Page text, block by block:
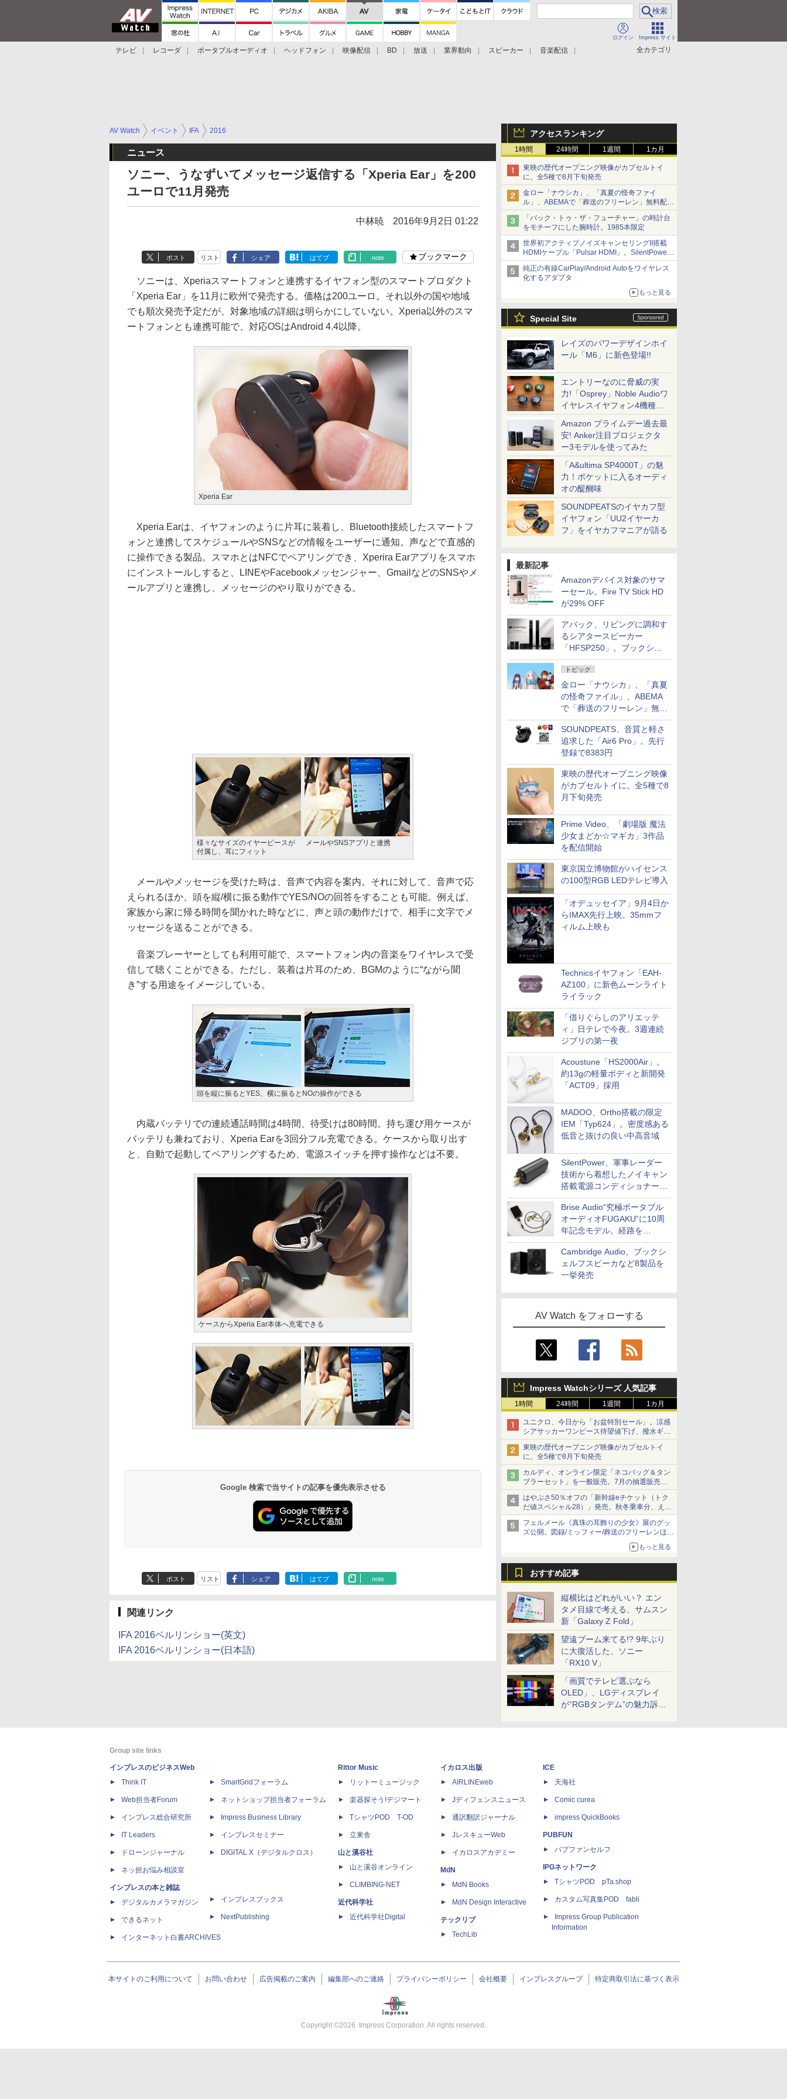
ログイン Impress サイト
全カテゴリ
テレビ レコーダ ポータブルオーディオ ヘッドフォン 映像配信 BD 放送 業界動向 スピーカー
音楽配信
アクセスランキング
1時間 24時間 1週間 1カ月
東映の歴代オープニング映像がカプセルトイ
に。全5種で8月下旬発売
金ロー「ナウシカ」、「真夏の怪奇ファイ
ル」、ABEMAで「葬送のフリーレン」無料配信
など。夏の特番・配信情報
「バック・トゥ・ザ・フューチャー」の時計台
をモチーフにした腕時計。1985本限定
世界初アクティブノイズキャンセリングII搭載
HDMIケーブル「Pulsar HDMI」。SilentPower
から
純正の有線CarPlay/Android Autoをワイヤレス
化するアダプタ
もっと見る
Special Site
レイズのパワーデザインホイ
ール「M6」に新色登場!!
エントリーなのに脅威の実
力!「Osprey」Noble Audioワ
イヤレスイヤフォン4機種を
一気に聴く
Amazon プライムデー過去最
安! Anker注目プロジェクタ
ー3モデルを使ってみた
「A&ultima SP4000T」の魅
力！ポケットに入るオーディ
オの醍醐味
SOUNDPEATSのイヤカフ型
イヤフォン「UU2イヤーカ
フ」をイヤカフマニアが語る
最新記事
Amazonデバイス対象のサマ
ーセール。Fire TV Stick HD
が29% OFF
アバック、リビングに調和す
るシアタースピーカー
「HFSP250」。ブックシェ
ルフはペア3万円以下
トピック
金ロー「ナウシカ」、「真夏
の怪奇ファイル」、ABEMA
で「葬送のフリーレン」無料
配信など。夏の特番・配信情
報
SOUNDPEATS、音質と軽さ
追求した「Air6 Pro」。先行
登録で8383円
東映の歴代オープニング映像
がカプセルトイに。全5種で8
月下旬発売
Prime Video、「劇場版 魔法
少女まどか☆マギカ」3作品
を配信開始
東京国立博物館がハイセンス
の100型RGB LEDテレビ導入
「オデュッセイア」9月4日か
らIMAX先行上映。35mmフ
ィルム上映も
Technicsイヤフォン「EAH-
AZ100」に新色ムーンライト
ライラック
「借りぐらしのアリエッテ
ィ」日テレで今夜。3週連続
ジブリの第一夜
Acoustune「HS2000Air」。
約13gの軽量ボディと新開発
「ACT09」採用
MADOO、Ortho搭載の限定
IEM「Typ624」。密度感ある
低音と抜けの良い中高音域
SilentPower、軍事レーダー
技術から着想したノイキャン
搭載電源コンディショナー
「AC iPurifier2」
Brise Audio“究極ポータブル
オーディオFUGAKU”に10周
年記念モデル。経路を
NISHIKIで統一。400万円
Cambridge Audio、ブックシ
ェルフスピーカなど8製品を
一挙発売
AV Watch をフォローする
Impress Watchシリーズ 人気記事
1時間 24時間 1週間 1カ月
ユニクロ、今日から「お盆特別セール」。涼感
シアサッカーワンピース待望値下げ、撥水ギア
ショーツは1990円に
東映の歴代オープニング映像がカプセルトイ
に。全5種で8月下旬発売
カルディ、オンライン限定「ネコバッグ＆タン
ブラーセット」を一般販売。7月の抽選販売の
当選無効分
はやぶさ50％オフの「新幹線eチケット（トク
だ値スペシャル28）」発売。秋冬乗車分、えき
ねっと限定
フェルメール《真珠の耳飾りの少女》展のグッ
ズ公開。図録/ミッフィー/葬送のフリーレンほ
もっと見る
おすすめ記事
縦横比はどれがいい？ エン
タメ目線で考える、サムスン
新「Galaxy Z Fold」
望遠ブーム来てる!? 9年ぶり
に大復活した、ソニー
「RX10 V」
「画質でテレビ選ぶなら
OLED」、LGディスプレイ
が“RGBタンデム”の魅力訴
AV Watch イベント IFA 2016
ニュース
ソニー、うなずいてメッセージ返信する「Xperia Ear」を200
ユーロで11月発売
中林暁 2016年9月2日 01:22
ポスト リスト シェア はてブ note ブックマーク
ソニーは、Xperiaスマートフォンと連携するイヤフォン型のスマートプロダクト
「Xperia Ear」を11月に欧州で発売する。価格は200ユーロ。それ以外の国や地域
でも順次発売予定だが、対象地域の詳細は明らかにしていない。Xperia以外のスマ
ートフォンとも連携可能で、対応OSはAndroid 4.4以降。
Xperia Ear
Xperia Earは、イヤフォンのように片耳に装着し、Bluetooth接続したスマートフ
ォンと連携してスケジュールやSNSなどの情報をユーザーに通知。声などで直感的
に操作できる製品。スマホとはNFCでペアリングでき、Xperira Earアプリをスマホ
にインストールしすると、LINEやFacebookメッセンジャー、GmailなどのSNSやメ
ールアプリと連携し、メッセージのやり取りができる。
様々なサイズのイヤーピースが
付属し、耳にフィット
メールやSNSアプリと連携
メールやメッセージを受けた時は、音声で内容を案内。それに対して、音声で応
えられるほか、頭を縦/横に振る動作でYES/NOの回答をすることも可能。例えば、
家族から家に帰る時間を聞かれた時などに、声と頭の動作だけで、相手に文字でメ
ッセージを送ることができる。
音楽プレーヤーとしても利用可能で、スマートフォン内の音楽をワイヤレスで受
信して聴くことができる。ただし、装着は片耳のため、BGMのように“ながら聞
き”する用途をイメージしている。
頭を縦に振るとYES、横に振るとNOの操作ができる
内蔵バッテリでの連続通話時間は4時間、待受けは80時間。持ち運び用ケースが
バッテリも兼ねており、Xperia Earを3回分フル充電できる。ケースから取り出す
と、自動で起動してペアリングするため、電源スイッチを押す操作などは不要。
ケースからXperia Ear本体へ充電できる
Google 検索で当サイトの記事を優先表示させる
ポスト リスト シェア はてブ note
関連リンク
IFA 2016ベルリンショー(英文)
IFA 2016ベルリンショー(日本語)
Group site links
インプレスのビジネスWeb
Think IT
Web担当者Forum
インプレス総合研究所
IT Leaders
ドローンジャーナル
ネッ担お悩み相談室
インプレスの本と雑誌
デジタルカメラマガジン
できるネット
インターネット白書ARCHIVES
SmartGridフォーラム
ネットショップ担当者フォーラム
Impress Business Library
インプレスセミナー
DIGITAL X（デジタルクロス）
インプレスブックス
NextPublishing
Rittor Music
リットーミュージック
楽器探そう!デジマート
TシャツPOD T-OD
立東舎
山と溪谷社
山と溪谷オンライン
CLIMBING-NET
近代科学社
近代科学社Digital
イカロス出版
AIRLINEweb
Jディフェンスニュース
通訳翻訳ジャーナル
JレスキューWeb
イカロスアカデミー
MdN
MdN Books
MdN Design Interactive
テックリブ
TechLib
ICE
天海社
Comic curea
impress QuickBooks
PUBFUN
パブファンセルフ
IPGネットワーク
TシャツPOD pTa.shop
カスタム写真集POD fabli
Impress Group Publication
Information
本サイトのご利用について お問い合わせ 広告掲載のご案内 編集部へのご連絡 プライバシーポリシー 会社概要 インプレスグループ 特定商取引法に基づく表示
Copyright ©2026 Impress Corporation. All rights reserved.